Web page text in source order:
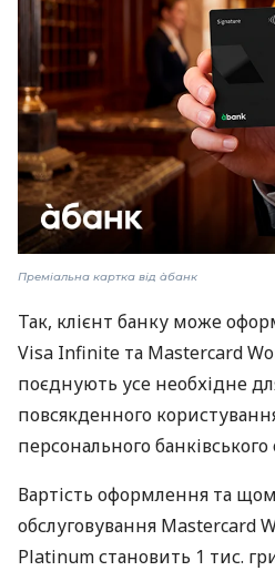
Преміальна картка від àбанк
Так, клієнт банку може
Visa Infinite та Mastercard
поєднують усе необхідне
повсякденного
персонального банківського
Вартість оформлення та
обслуговування Mastercard
Platinum становить 1 тис.